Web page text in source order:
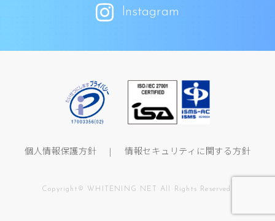
Instagram
個人情報保護方針 情報セキュリティに関する方針
Copyright© WHITENING NET All Rights Reserved.